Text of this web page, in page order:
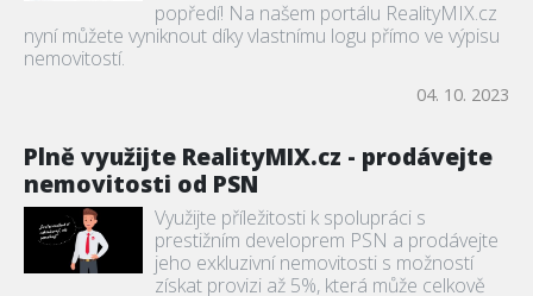
popředí! Na našem portálu RealityMIX.cz
nyní můžete vyniknout díky vlastnímu logu přímo ve výpisu
nemovitostí.
04. 10. 2023
Plně využijte RealityMIX.cz - prodávejte
nemovitosti od PSN
Využijte příležitosti k spolupráci s
prestižním developrem PSN a prodávejte
jeho exkluzivní nemovitosti s možností
získat provizi až 5%, která může celkově